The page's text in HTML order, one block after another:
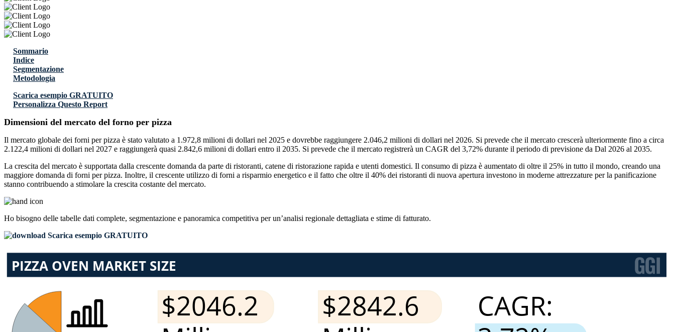
Sommario
Indice
Segmentazione
Metodologia
Scarica esempio GRATUITO
Personalizza Questo Report
Dimensioni del mercato del forno per pizza
Il mercato globale dei forni per pizza è stato valutato a 1.972,8 milioni di dollari nel 2025 e dovrebbe raggiungere 2.046,2 milioni di dollari nel 2026. Si prevede che il mercato crescerà ulteriormente fino a circa
2.122,4 milioni di dollari nel 2027 e raggiungerà quasi 2.842,6 milioni di dollari entro il 2035. Si prevede che il mercato registrerà un CAGR del 3,72% durante il periodo di previsione da Dal 2026 al 2035.
La crescita del mercato è supportata dalla crescente domanda da parte di ristoranti, catene di ristorazione rapida e utenti domestici. Il consumo di pizza è aumentato di oltre il 25% in tutto il mondo, creando una
maggiore domanda di forni per pizza. Inoltre, il crescente utilizzo di forni a risparmio energetico e il fatto che oltre il 40% dei ristoranti di nuova apertura investono in moderne attrezzature per la panificazione
stanno contribuendo a stimolare la crescita costante del mercato.
Ho bisogno delle tabelle dati complete, segmentazione e panoramica competitiva per un’analisi regionale dettagliata e stime di fatturato.
Scarica esempio GRATUITO